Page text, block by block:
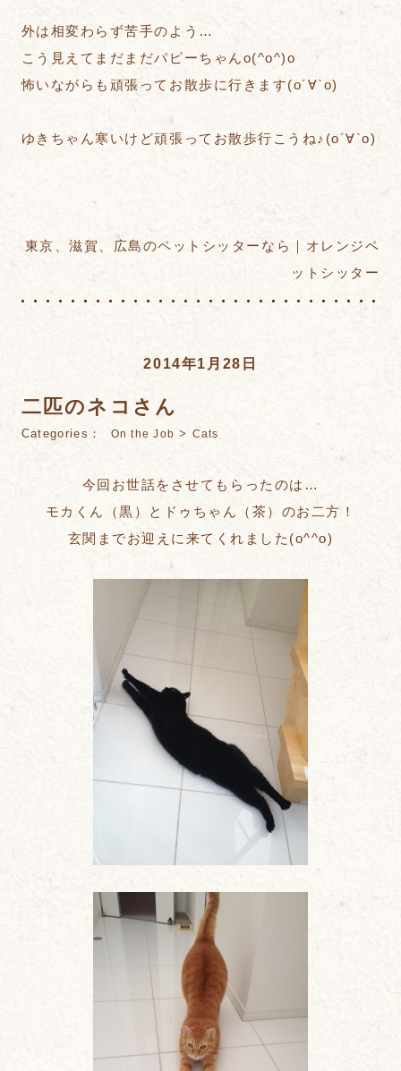
外は相変わらず苦手のよう…
こう見えてまだまだパピーちゃんo(^o^)o
怖いながらも頑張ってお散歩に行きます(о´∀`о)
ゆきちゃん寒いけど頑張ってお散歩行こうね♪(о´∀`о)
東京、滋賀、広島のペットシッターなら｜オレンジペ
ットシッター
2014年1月28日
二匹のネコさん
Categories： On the Job > Cats
今回お世話をさせてもらったのは…
モカくん（黒）とドゥちゃん（茶）のお二方！
玄関までお迎えに来てくれました(o^^o)